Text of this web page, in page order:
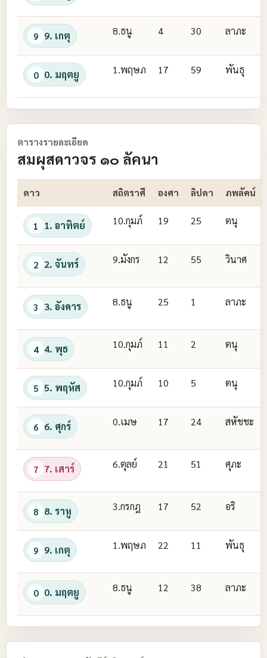
9 9. เกตุ 8.ธนู 4 30 ลาภะ
0 0. มฤตยู 1.พฤษภ 17 59 พันธุ
ตารางรายละเอียด
สมผุสดาวจร ๑๐ ลัคนา
ดาว สถิตราศี องศา ลิปดา ภพลัคน์
1 1. อาทิตย์ 10.กุมภ์ 19 25 ตนุ
2 2. จันทร์ 9.มังกร 12 55 วินาศ
3 3. อังคาร 8.ธนู 25 1 ลาภะ
4 4. พุธ 10.กุมภ์ 11 2 ตนุ
5 5. พฤหัส 10.กุมภ์ 10 5 ตนุ
6 6. ศุกร์ 0.เมษ 17 24 สหัชชะ
7 7. เสาร์ 6.ตุลย์ 21 51 ศุภะ
8 8. ราหู 3.กรกฎ 17 52 อริ
9 9. เกตุ 1.พฤษภ 22 11 พันธุ
0 0. มฤตยู 8.ธนู 12 38 ลาภะ